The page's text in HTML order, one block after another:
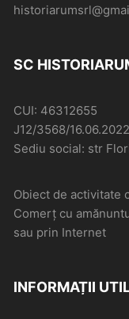
SC
CUI: 46312655
J12/3568/16.06.2022
Sediu social: str
Obiect de activitate
Comerţ cu
sau prin Internet
INFORMAȚII